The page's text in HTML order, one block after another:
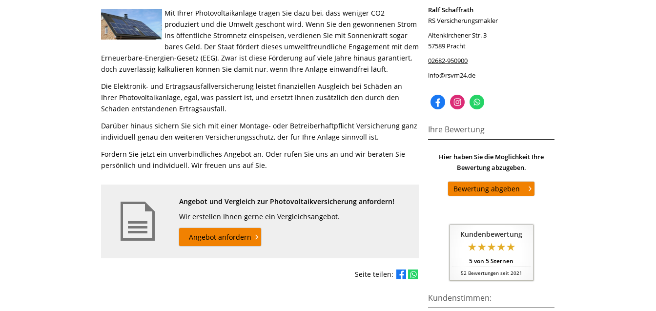
Ralf Schaffrath
RS Versicherungsmakler
Altenkirchener Str. 3
57589 Pracht
02682-950900
info@rsvm24.de
Ihre Bewertung
Hier haben Sie die Möglichkeit Ihre
Bewertung abzugeben.
Bewertung abgeben
Kundenbewertung
5von 5Sternen
52Bewertungen seit 2021
Kundenstimmen:
Mit Ihrer Photovoltaikanlage tragen Sie dazu bei, dass weniger CO2
produziert und die Umwelt geschont wird. Wenn Sie den gewonnenen Strom
ins öffentliche Stromnetz einspeisen, verdienen Sie mit Sonnenkraft sogar
bares Geld. Der Staat fördert dieses umweltfreundliche Engagement mit dem
Erneuerbare-Energien-Gesetz (EEG). Zwar ist diese Förderung auf viele Jahre hinaus garantiert,
doch zuverlässig kalkulieren können Sie damit nur, wenn Ihre Anlage einwandfrei läuft.
Die Elektronik- und Ertragsausfallversicherung leistet finanziellen Ausgleich bei Schäden an
Ihrer Photovoltaikanlage, egal, was passiert ist, und ersetzt Ihnen zusätzlich den durch den
Schaden entstandenen Ertragsausfall.
Darüber hinaus sichern Sie sich mit einer Montage- oder Betreiberhaftpflicht Versicherung ganz
individuell genau den weiteren Versicherungsschutz, der für Ihre Anlage sinnvoll ist.
Fordern Sie jetzt ein unverbindliches Angebot an. Oder rufen Sie uns an und wir beraten Sie
persönlich und individuell. Wir freuen uns auf Sie.
Angebot und Vergleich zur Photovoltaikversicherung anfordern!
Wir erstellen Ihnen gerne ein Vergleichsangebot.
Angebot anfordern
Seite teilen: